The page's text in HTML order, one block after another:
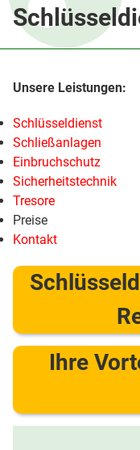
Schlüsseldienst
Schließanlagen
Einbruchschutz
Sicherheitstechnik
Tresore
Preise
Kontakt
Ihre